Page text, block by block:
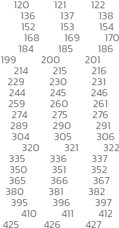
120 121 122
136 137 138
152 153 154
168 169 170
184 185 186
199 200 201
214 215 216
229 230 231
244 245 246
259 260 261
274 275 276
289 290 291
304 305 306
320 321 322
335 336 337
350 351 352
365 366 367
380 381 382
395 396 397
410 411 412
425 426 427